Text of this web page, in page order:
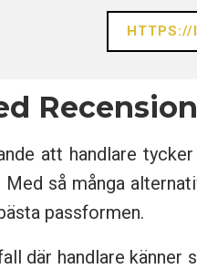
HTTPS://
Recension
att handlare
Med så många
passformen.
där handlare känner